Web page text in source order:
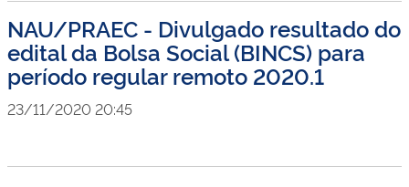
NAU/PRAEC - Divulgado resultado do
edital da Bolsa Social (BINCS) para
período regular remoto 2020.1
23/11/2020 20:45